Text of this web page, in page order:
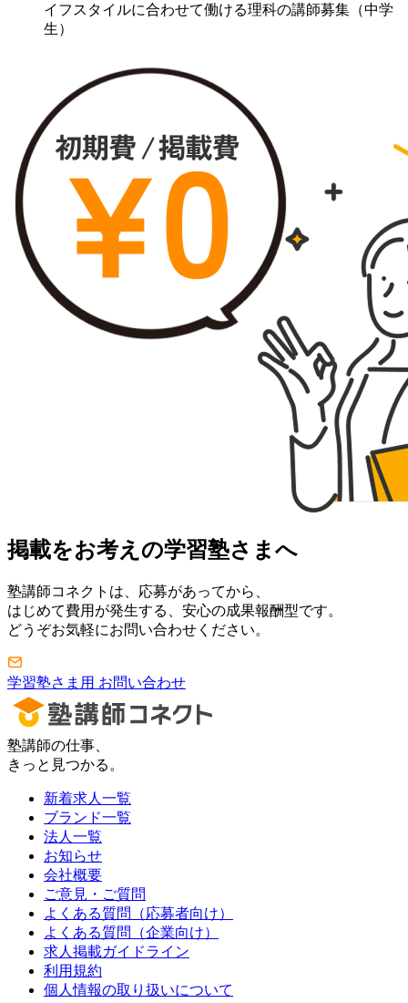
イフスタイルに合わせて働ける理科の講師募集（中学
生）
掲載をお考えの学習塾さまへ
塾講師コネクトは、応募があってから、
はじめて費用が発生する、安心の成果報酬型です。
どうぞお気軽にお問い合わせください。
学習塾さま用 お問い合わせ
塾講師の仕事、
きっと見つかる。
新着求人一覧
ブランド一覧
法人一覧
お知らせ
会社概要
ご意見・ご質問
よくある質問（応募者向け）
よくある質問（企業向け）
求人掲載ガイドライン
利用規約
個人情報の取り扱いについて